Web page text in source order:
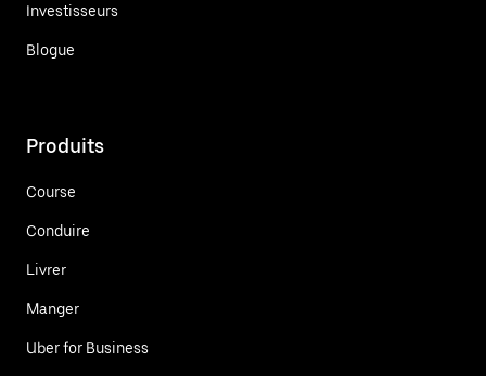
Investisseurs
Blogue
Produits
Course
Conduire
Livrer
Manger
Uber for Business